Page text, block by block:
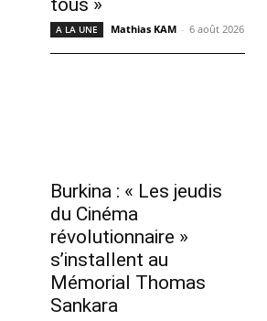
tous »
A LA UNE Mathias KAM - 6 août 2026
Burkina : « Les jeudis
du Cinéma
révolutionnaire »
s’installent au
Mémorial Thomas
Sankara